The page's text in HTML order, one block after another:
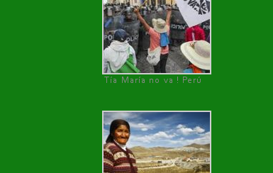
Tía María no va ! Perú